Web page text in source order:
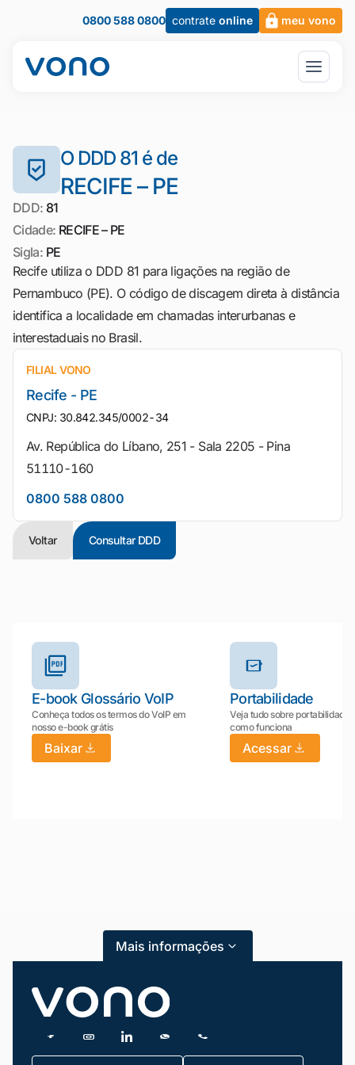
0800 588 0800 contrate online meu vono
O DDD 81 é de
RECIFE – PE
DDD: 81
Cidade: RECIFE – PE
Sigla: PE
Recife utiliza o DDD 81 para ligações na região de
Pernambuco (PE). O código de discagem direta à distância
identifica a localidade em chamadas interurbanas e
interestaduais no Brasil.
FILIAL VONO
Recife - PE
CNPJ: 30.842.345/0002-34
Av. República do Líbano, 251 - Sala 2205 - Pina
51110-160
0800 588 0800
Voltar Consultar DDD
E-book Glossário VoIP
Conheça todos os termos do VoIP em
nosso e-book grátis
Baixar
Portabilidade
Veja tudo sobre portabilidade:
como funciona
Acessar
Mais informações